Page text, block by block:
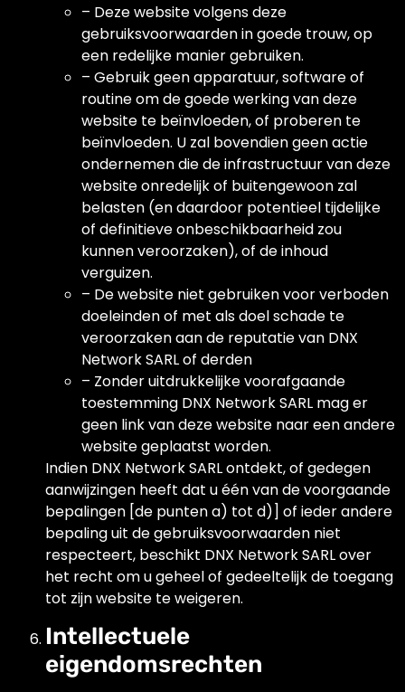
– Deze website volgens deze
gebruiksvoorwaarden in goede trouw, op
een redelijke manier gebruiken.
– Gebruik geen apparatuur, software of
routine om de goede werking van deze
website te beïnvloeden, of proberen te
beïnvloeden. U zal bovendien geen actie
ondernemen die de infrastructuur van deze
website onredelijk of buitengewoon zal
belasten (en daardoor potentieel tijdelijke
of definitieve onbeschikbaarheid zou
kunnen veroorzaken), of de inhoud
verguizen.
– De website niet gebruiken voor verboden
doeleinden of met als doel schade te
veroorzaken aan de reputatie van DNX
Network SARL of derden
– Zonder uitdrukkelijke voorafgaande
toestemming DNX Network SARL mag er
geen link van deze website naar een andere
website geplaatst worden.
Indien DNX Network SARL ontdekt, of gedegen
aanwijzingen heeft dat u één van de voorgaande
bepalingen [de punten a) tot d)] of ieder andere
bepaling uit de gebruiksvoorwaarden niet
respecteert, beschikt DNX Network SARL over
het recht om u geheel of gedeeltelijk de toegang
tot zijn website te weigeren.
Intellectuele
eigendomsrechten